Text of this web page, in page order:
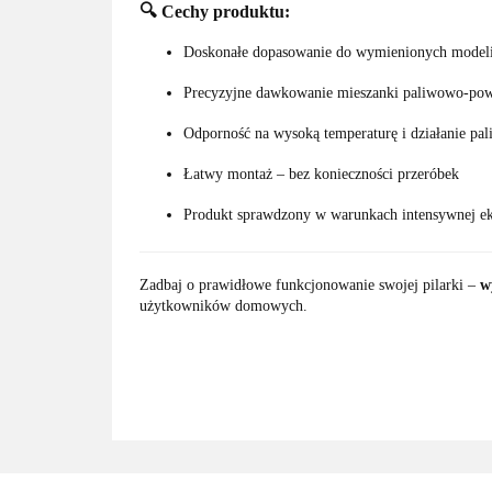
🔍 Cechy produktu:
Doskonałe dopasowanie do wymienionych
Precyzyjne dawkowanie mieszanki paliwowo-
Odporność na wysoką temperaturę i działanie
Łatwy montaż – bez konieczności przeróbek
Produkt sprawdzony w warunkach intensywnej
Zadbaj o prawidłowe funkcjonowanie swojej pilarki –
użytkowników domowych.